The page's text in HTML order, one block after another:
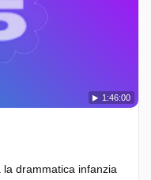
1:46:00
drammatica infanzia